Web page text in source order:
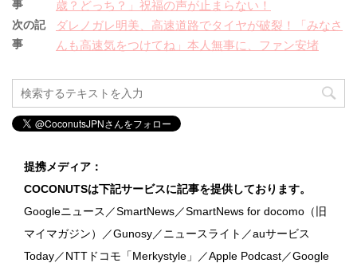
事
歳？どっち？」祝福の声が止まらない！
次の記
事
ダレノガレ明美、高速道路でタイヤが破裂！「みなさ
んも高速気をつけてね」本人無事に、ファン安堵
提携メディア：
COCONUTSは下記サービスに記事を提供しております。
Googleニュース／SmartNews／SmartNews for docomo（旧
マイマガジン）／Gunosy／ニュースライト／auサービス
Today／NTTドコモ「Merkystyle」／Apple Podcast／Google